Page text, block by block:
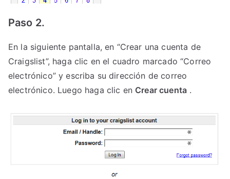
Paso 2.
En la siguiente pantalla, en “Crear una cuenta de
Craigslist”, haga clic en el cuadro marcado “Correo
electrónico” y escriba su dirección de correo
electrónico. Luego haga clic en Crear cuenta .